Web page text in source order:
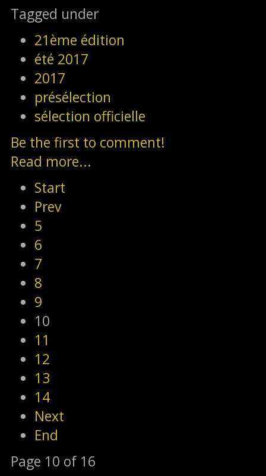
Tagged under
21ème édition
été 2017
2017
présélection
sélection officielle
Be the first to comment!
Read more...
Start
Prev
5
6
7
8
9
10
11
12
13
14
Next
End
Page 10 of 16